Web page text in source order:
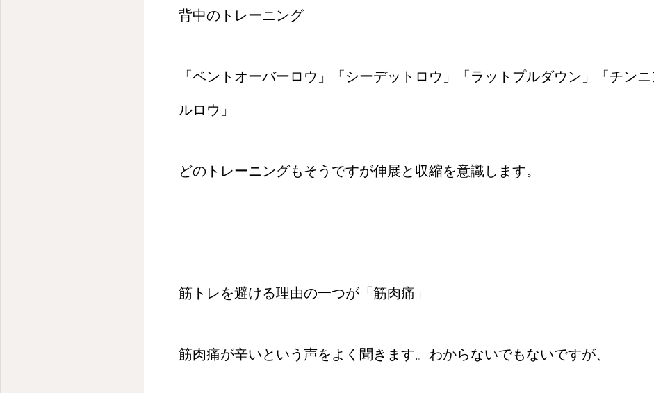
背中のトレーニング
「ベントオーバーロウ」「シーデットロウ」「ラットプルダウン」「チン
ルロウ」
どのトレーニングもそうですが伸展と収縮を意識します。
筋トレを避ける理由の一つが「筋肉痛」
筋肉痛が辛いという声をよく聞きます。わからないでもないですが、